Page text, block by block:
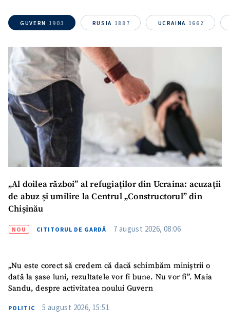
GUVERN 1903 RUSIA 1887 UCRAINA 1662
„Al doilea război” al refugiaților din Ucraina: acuzații
de abuz și umilire la Centrul „Constructorul” din
Chișinău
NOU CITITORUL DE GARDĂ 7 august 2026, 08:06
„Nu este corect să credem că dacă schimbăm miniștrii o
dată la șase luni, rezultatele vor fi bune. Nu vor fi”. Maia
Sandu, despre activitatea noului Guvern
POLITIC 5 august 2026, 15:51